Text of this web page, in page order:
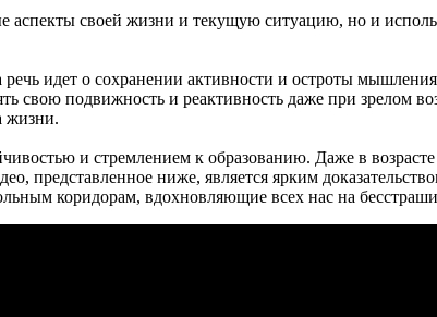
аспекты своей жизни и текущую ситуацию, но и
речь идет о сохранении активности и остроты
свою подвижность и реактивность даже при зрелом
жизни.
и стремлением к образованию. Даже в
ниже, является ярким
коридорам, вдохновляющие всех нас на